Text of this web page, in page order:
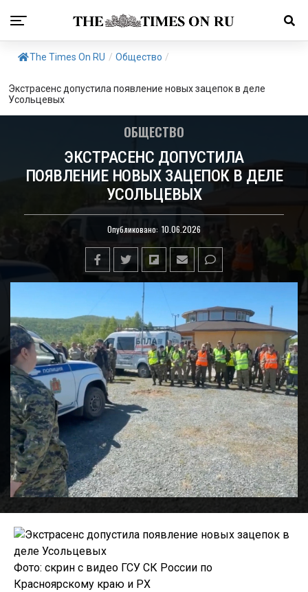
The Times On RU / Общество /
Экстрасенс допустила появление новых зацепок в деле
Усольцевых
ОБЩЕСТВО
ЭКСТРАСЕНС ДОПУСТИЛА
ПОЯВЛЕНИЕ НОВЫХ ЗАЦЕПОК В ДЕЛЕ
УСОЛЬЦЕВЫХ
Опубликовано: 10.06.2026
Фото: скрин с видео ГСУ СК России по
Красноярскому краю и РХ